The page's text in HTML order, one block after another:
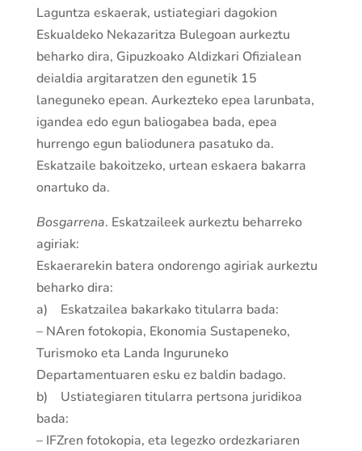
Laguntza eskaerak, ustiategiari dagokion
Eskualdeko Nekazaritza Bulegoan aurkeztu
beharko dira, Gipuzkoako Aldizkari Ofizialean
deialdia argitaratzen den egunetik 15
laneguneko epean. Aurkezteko epea larunbata,
igandea edo egun baliogabea bada, epea
hurrengo egun baliodunera pasatuko da.
Eskatzaile bakoitzeko, urtean eskaera bakarra
onartuko da.
Bosgarrena. Eskatzaileek aurkeztu beharreko
agiriak:
Eskaerarekin batera ondorengo agiriak aurkeztu
beharko dira:
a) Eskatzailea bakarkako titularra bada:
– NAren fotokopia, Ekonomia Sustapeneko,
Turismoko eta Landa Inguruneko
Departamentuaren esku ez baldin badago.
b) Ustiategiaren titularra pertsona juridikoa
bada:
– IFZren fotokopia, eta legezko ordezkariaren